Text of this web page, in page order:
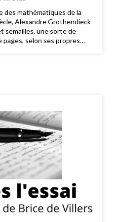
des mathématiques de la
Alexandre Grothendieck
semailles, une sorte de
pages, selon ses propres
(ou le tableau du glissement
époque à une autre…); une
par moments, et en
cape et d’épée dans les
une vaste
en sèmera plus d’un…); […]
de la découverte et
(impitoyable, comme il se
comptes dans “le beau
faire de cadeaux…)».